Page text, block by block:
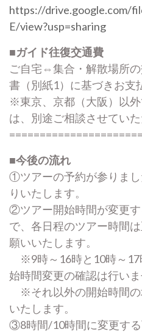
https://drive.google.com/
E/view?usp=sharing
■ガイド往復交通費
ご自宅⇔集合・解散場所
書（別紙1）に基づきお支
※東京、京都（大阪）以
は、別途ご相談させてい
■今後の流れ
①ツアーの予約が参りま
りいたします。
②ツアー開始時間が変更
で、各日程のツアー時間
願いいたします。
※9時～16時と10時～17
始時間変更の確認は行いま
※それ以外の開始時間の
いたします。
③8時間/10時間に変更する